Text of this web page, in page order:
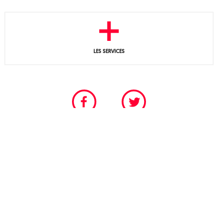
LES SERVICES